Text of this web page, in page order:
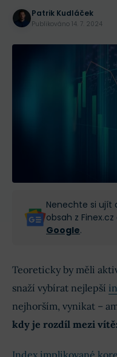
Patrik Kudláček
Publikováno 14. 7. 2024
Nenechte si ujít
obsah z
Google.
Teoreticky by měli
snaží vybírat nejlepší
nejhorším, vynikat –
kdy je rozdíl mezi
Index implikované